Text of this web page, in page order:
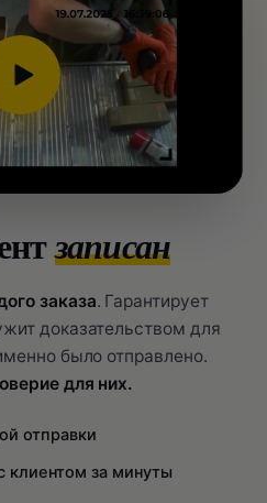
записан
заказа. Гарантирует
доказательством для
было отправлено.
для них.
отправки
клиентом за минуты